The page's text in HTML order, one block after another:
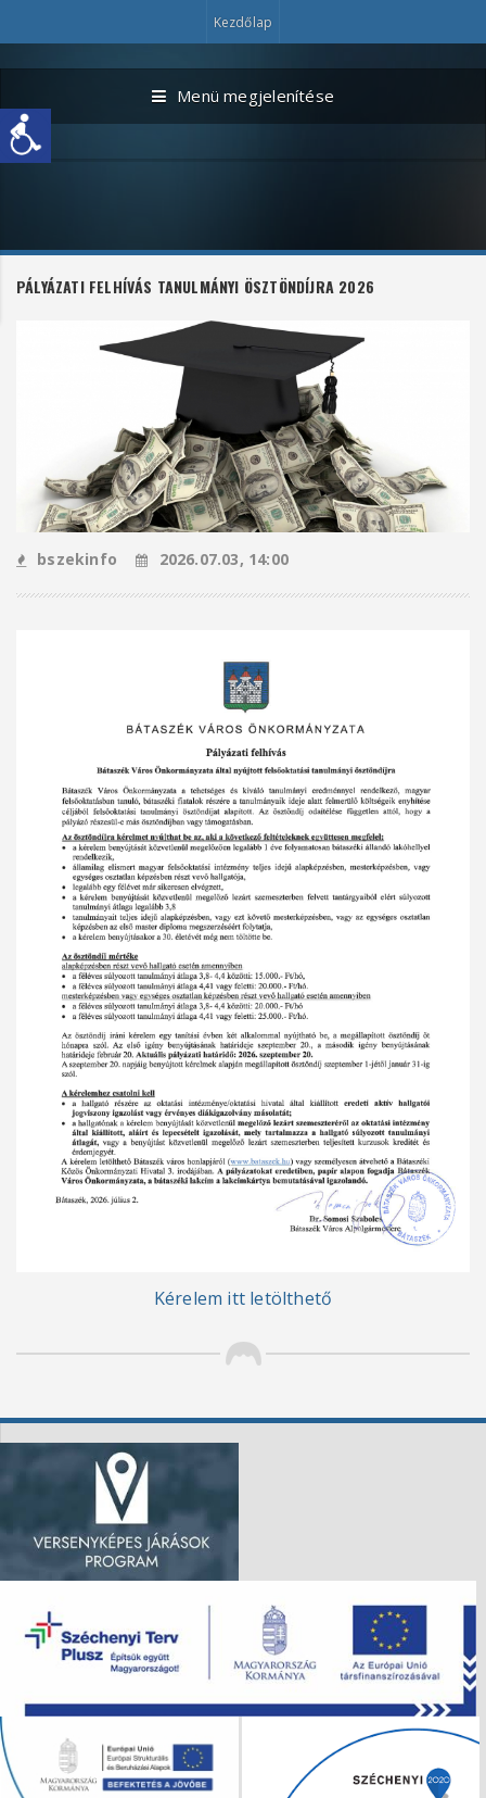
Kezdőlap
Menü megjelenítése
PÁLYÁZATI FELHÍVÁS TANULMÁNYI ÖSZTÖNDÍJRA 2026
bszekinfo 2026.07.03, 14:00
Kérelem itt letölthető